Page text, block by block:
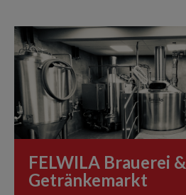
FELWILA Brauerei &
Getränkemarkt